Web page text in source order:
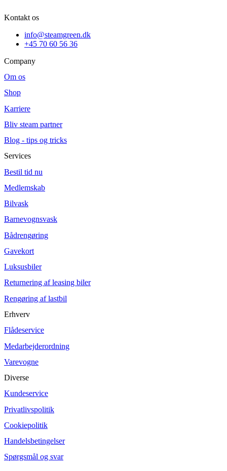
Kontakt os
info@steamgreen.dk
+45 70 60 56 36
Company
Om os
Shop
Karriere
Bliv steam partner
Blog - tips og tricks
Services
Bestil tid nu
Medlemskab
Bilvask
Barnevognsvask
Bådrengøring
Gavekort
Luksusbiler
Returnering af leasing biler
Rengøring af lastbil
Erhverv
Flådeservice
Medarbejderordning
Varevogne
Diverse
Kundeservice
Privatlivspolitik
Cookiepolitik
Handelsbetingelser
Spørgsmål og svar